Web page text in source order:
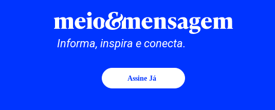
Informa, inspira e conecta.
Assine Já